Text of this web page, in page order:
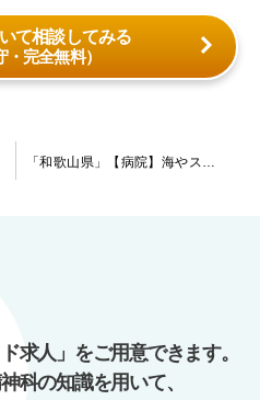
て相談してみる
・完全無料）
「和歌山県」【病院】海やスポーツがお好きな先生必見です。急性期～慢性期まで万遍なく対応している病院です。現在は指定医の先生を募集しております。
求人」をご用意できます。
科の知識を用いて、